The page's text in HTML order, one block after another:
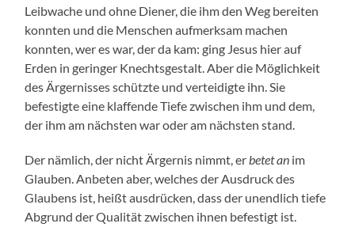
Leibwache und ohne Diener, die ihm den Weg bereiten
konnten und die Menschen aufmerksam machen
konnten, wer es war, der da kam: ging Jesus hier auf
Erden in geringer Knechtsgestalt. Aber die Möglichkeit
des Ärgernisses schützte und verteidigte ihn. Sie
befestigte eine klaffende Tiefe zwischen ihm und dem,
der ihm am nächsten war oder am nächsten stand.
Der nämlich, der nicht Ärgernis nimmt, erbetet an im
Glauben. Anbeten aber, welches der Ausdruck des
Glaubens ist, heißt ausdrücken, dass der unendlich tiefe
Abgrund der Qualität zwischen ihnen befestigt ist.